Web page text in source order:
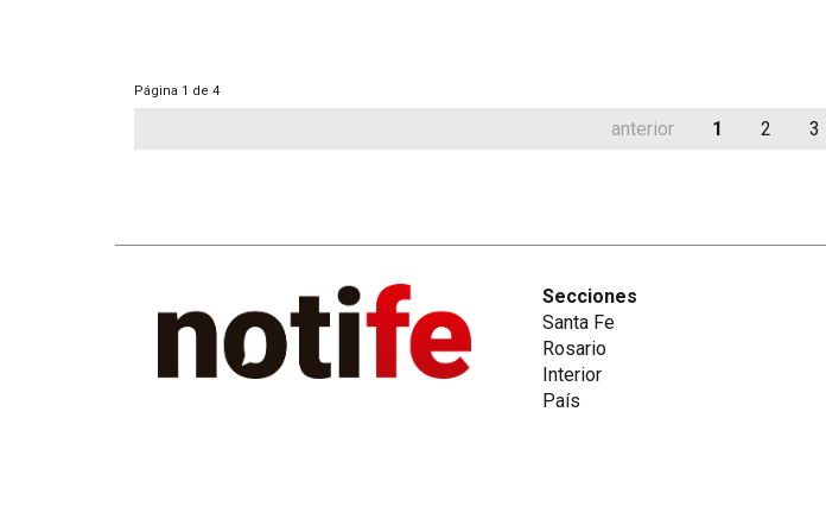
Página 1 de 4
anterior 1 2 3
Secciones
Santa Fe
Rosario
Interior
País